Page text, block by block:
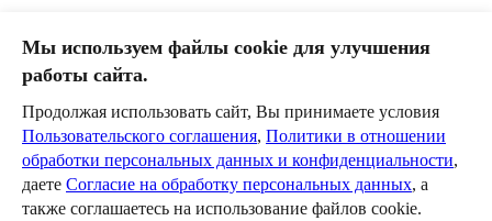
Оставить комментарий
Пожалуйста, авторизуйтесь, чтобы комментировать.
Мы используем файлы cookie для улучшения
работы сайта.
Продолжая использовать сайт, Вы принимаете условия
Пользовательского соглашения, Политики в отношении
обработки персональных данных и конфиденциальности,
даете Согласие на обработку персональных данных, а
также соглашаетесь на использование файлов cookie.